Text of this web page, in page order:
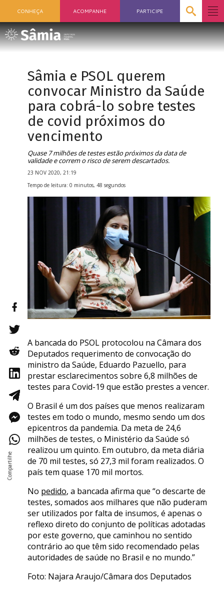
CONHEÇA ACOMPANHE PARTICIPE
Sâmia e PSOL querem
convocar Ministro da Saúde
para cobrá-lo sobre testes
de covid próximos do
vencimento
Quase 7 milhões de testes estão próximos da data de
validade e correm o risco de serem descartados.
23 NOV 2020, 21:19
Tempo de leitura: 0 minutos, 48 segundos
A bancada do PSOL protocolou na Câmara dos
Deputados requerimento de convocação do
ministro da Saúde, Eduardo Pazuello, para
prestar esclarecimentos sobre 6,8 milhões de
testes para Covid-19 que estão prestes a vencer.
O Brasil é um dos países que menos realizaram
testes em todo o mundo, mesmo sendo um dos
epicentros da pandemia. Da meta de 24,6
milhões de testes, o Ministério da Saúde só
realizou um quinto. Em outubro, da meta diária
de 70 mil testes, só 27,3 mil foram realizados. O
país tem quase 170 mil mortos.
No pedido, a bancada afirma que “o descarte de
testes, somados aos milhares que não puderam
ser utilizados por falta de insumos, é apenas o
reflexo direto do conjunto de políticas adotadas
por este governo, que caminhou no sentido
contrário ao que têm sido recomendado pelas
autoridades de saúde no Brasil e no mundo.”
Foto: Najara Araujo/Câmara dos Deputados